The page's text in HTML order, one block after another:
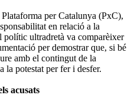
per Catalunya (PxC),
en relació a la
polític ultradretà va comparèixer
per demostrar que, si bé
amb el contingut de la
la potestat per fer i desfer.
acusats